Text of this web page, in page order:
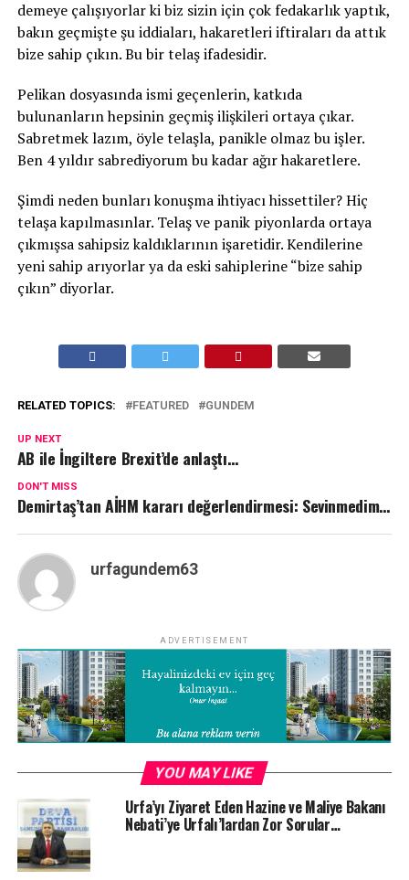
demeye çalışıyorlar ki biz sizin için çok fedakarlık yaptık,
bakın geçmişte şu iddiaları, hakaretleri iftiraları da attık
bize sahip çıkın. Bu bir telaş ifadesidir.
Pelikan dosyasında ismi geçenlerin, katkıda
bulunanların hepsinin geçmiş ilişkileri ortaya çıkar.
Sabretmek lazım, öyle telaşla, panikle olmaz bu işler.
Ben 4 yıldır sabrediyorum bu kadar ağır hakaretlere.
Şimdi neden bunları konuşma ihtiyacı hissettiler? Hiç
telaşa kapılmasınlar. Telaş ve panik piyonlarda ortaya
çıkmışsa sahipsiz kaldıklarının işaretidir. Kendilerine
yeni sahip arıyorlar ya da eski sahiplerine “bize sahip
çıkın” diyorlar.
RELATED TOPICS: FEATURED GUNDEM
UP NEXT
AB ile İngiltere Brexit’de anlaştı…
DON'T MISS
Demirtaş’tan AİHM kararı değerlendirmesi: Sevinmedim…
urfagundem63
ADVERTISEMENT
YOU MAY LIKE
Urfa’yı Ziyaret Eden Hazine ve Maliye Bakanı
Nebati’ye Urfalı’lardan Zor Sorular…